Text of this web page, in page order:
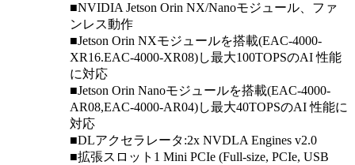
■NVIDIA Jetson Orin NX/Nanoモジュール、ファ
ンレス動作
■Jetson Orin NXモジュールを搭載(EAC-4000-
XR16.EAC-4000-XR08)し最大100TOPSのAI 性能
に対応
■Jetson Orin Nanoモジュールを搭載(EAC-4000-
AR08,EAC-4000-AR04)し最大40TOPSのAI 性能に
対応
■DLアクセラレータ:2x NVDLA Engines v2.0
■拡張スロット1 Mini PCIe (Full-size, PCIe, USB